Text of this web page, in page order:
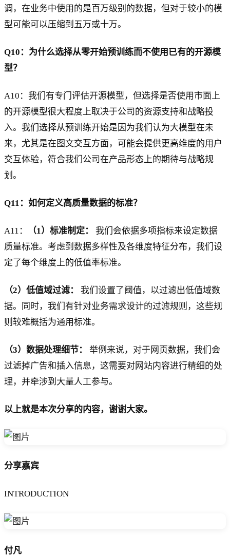
调，在业务中使用的是百万级别的数据，但对于较小的模
型可能可以压缩到五万或十万。
Q10：为什么选择从零开始预训练而不使用已有的开源模
型？
A10：我们有专门评估开源模型，但选择是否使用市面上
的开源模型很大程度上取决于公司的资源支持和战略投
入。我们选择从预训练开始是因为我们认为大模型在未
来，尤其是在图文交互方面，可能会提供更高维度的用户
交互体验，符合我们公司在产品形态上的期待与战略规
划。
Q11：如何定义高质量数据的标准？
A11： （1）标准制定：
我们会依据多项指标来设定数据
质量标准。考虑到数据多样性及各维度特征分布，我们设
定了每个维度上的低值率标准。
（2）低值域过滤：
我们设置了阈值，以过滤出低值域数
据。同时，我们有针对业务需求设计的过滤规则，这些规
则较难概括为通用标准。
（3）数据处理细节：
举例来说，对于网页数据，我们会
过滤掉广告和插入信息，这需要对网站内容进行精细的处
理，并牵涉到大量人工参与。
以上就是本次分享的内容，谢谢大家。
分享嘉宾
INTRODUCTION
付凡